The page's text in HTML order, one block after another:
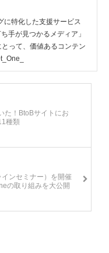
に特化した支援サービス
手が見つかるメディア」
って、価値あるコンテン
た！BtoBサイトにお
種類
ンセミナー）を開催
の取り組みを大公開